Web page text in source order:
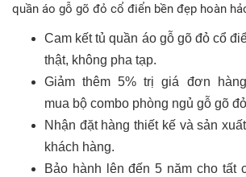
quần áo gỗ gõ đỏ cổ điển bền đẹp hoàn
Cam kết tủ quần áo gỗ gõ đỏ cổ
thật, không pha tạp.
Giảm thêm 5% trị giá đơn
mua bộ combo phòng ngủ gỗ gõ
Nhận đặt hàng thiết kế và sản
khách hàng.
Bảo hành lên đến 5 năm cho tất